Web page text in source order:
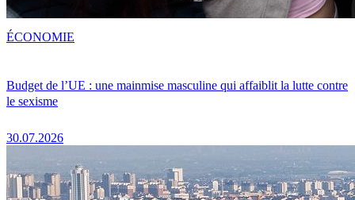
Budget de l’UE : une mainmise masculine qui affaiblit la lutte contre
le sexisme
30.07.2026
ÉCONOMIE